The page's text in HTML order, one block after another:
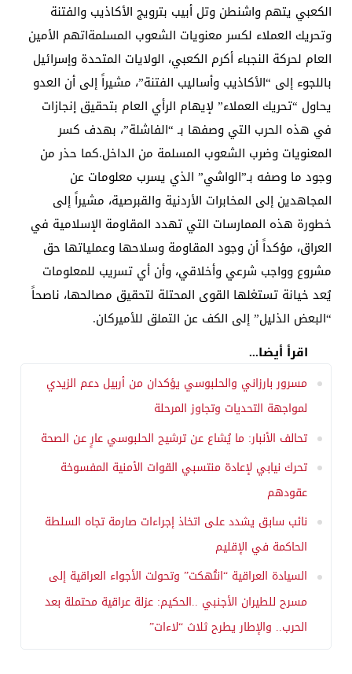
الكعبي يتهم واشنطن وتل أبيب بترويج الأكاذيب والفتنة
وتحريك العملاء لكسر معنويات الشعوب المسلمةاتهم الأمين
العام لحركة النجباء أكرم الكعبي، الولايات المتحدة وإسرائيل
باللجوء إلى “الأكاذيب وأساليب الفتنة”، مشيراً إلى أن العدو
يحاول “تحريك العملاء” لإيهام الرأي العام بتحقيق إنجازات
في هذه الحرب التي وصفها بـ “الفاشلة”، بهدف كسر
المعنويات وضرب الشعوب المسلمة من الداخل.كما حذر من
وجود ما وصفه بـ”الواشي” الذي يسرب معلومات عن
المجاهدين إلى المخابرات الأردنية والقبرصية، مشيراً إلى
خطورة هذه الممارسات التي تهدد المقاومة الإسلامية في
العراق، مؤكداً أن وجود المقاومة وسلاحها وعملياتها حق
مشروع وواجب شرعي وأخلاقي، وأن أي تسريب للمعلومات
يُعد خيانة تستغلها القوى المحتلة لتحقيق مصالحها، ناصحاً
“البعض الذليل” إلى الكف عن التملق للأميركان.
اقرأ أيضا...
مسرور بارزاني والحلبوسي يؤكدان من أربيل دعم الزيدي
لمواجهة التحديات وتجاوز المرحلة
تحالف الأنبار: ما يُشاع عن ترشيح الحلبوسي عارٍ عن الصحة
تحرك نيابي لإعادة منتسبي القوات الأمنية المفسوخة
عقودهم
نائب سابق يشدد على اتخاذ إجراءات صارمة تجاه السلطة
الحاكمة في الإقليم
السيادة العراقية “انتُهكت” وتحولت الأجواء العراقية إلى
مسرح للطيران الأجنبي ..الحكيم: عزلة عراقية محتملة بعد
الحرب.. والإطار يطرح ثلاث “لاءات”